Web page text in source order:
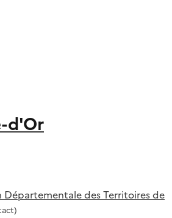
d'Or
Départementale des Territoires de